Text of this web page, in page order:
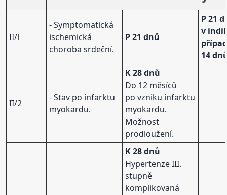
II/l
- Symptomatická
ischemická
choroba srdeční.
P 21 dnů
P 21
v
14
II/2
- Stav po infarktu
myokardu.
K 28 dnů
Do 12 měsíců
po vzniku infarktu
myokardu.
Možnost
prodloužení.
K 28 dnů
Hypertenze III.
stupně
komplikovaná